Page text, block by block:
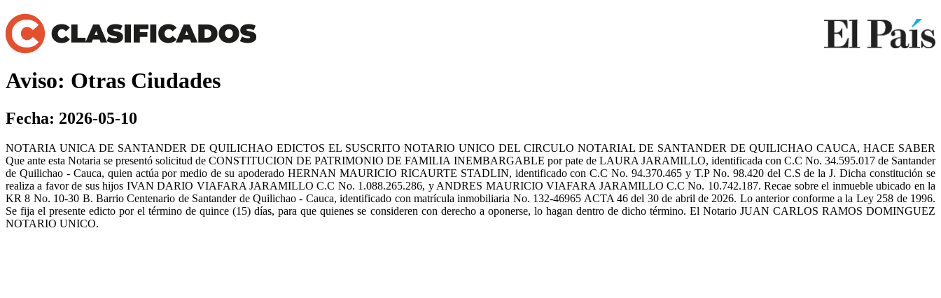
Aviso: Otras Ciudades
Fecha: 2026-05-10
NOTARIA UNICA DE SANTANDER DE QUILICHAO EDICTOS EL SUSCRITO NOTARIO UNICO DEL CIRCULO NOTARIAL DE SANTANDER DE QUILICHAO CAUCA, HACE SABER
Que ante esta Notaria se presentó solicitud de CONSTITUCION DE PATRIMONIO DE FAMILIA INEMBARGABLE por pate de LAURA JARAMILLO, identificada con C.C No. 34.595.017 de Santander
de Quilichao - Cauca, quien actúa por medio de su apoderado HERNAN MAURICIO RICAURTE STADLIN, identificado con C.C No. 94.370.465 y T.P No. 98.420 del C.S de la J. Dicha constitución se
realiza a favor de sus hijos IVAN DARIO VIAFARA JARAMILLO C.C No. 1.088.265.286, y ANDRES MAURICIO VIAFARA JARAMILLO C.C No. 10.742.187. Recae sobre el inmueble ubicado en la
KR 8 No. 10-30 B. Barrio Centenario de Santander de Quilichao - Cauca, identificado con matrícula inmobiliaria No. 132-46965 ACTA 46 del 30 de abril de 2026. Lo anterior conforme a la Ley 258 de 1996.
Se fija el presente edicto por el término de quince (15) días, para que quienes se consideren con derecho a oponerse, lo hagan dentro de dicho término. El Notario JUAN CARLOS RAMOS DOMINGUEZ
NOTARIO UNICO.